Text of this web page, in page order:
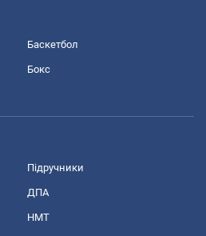
Баскетбол
Бокс
Підручники
ДПА
НМТ